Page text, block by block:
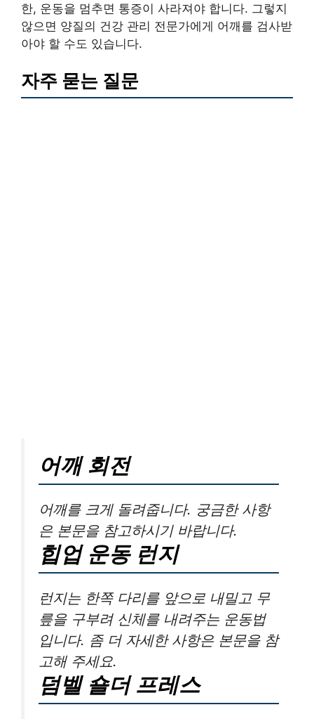
한, 운동을 멈추면 통증이 사라져야 합니다. 그렇지
않으면 양질의 건강 관리 전문가에게 어깨를 검사받
아야 할 수도 있습니다.
자주 묻는 질문
어깨 회전
어깨를 크게 돌려줍니다. 궁금한 사항
은 본문을 참고하시기 바랍니다.
힙업 운동 런지
런지는 한쪽 다리를 앞으로 내밀고 무
릎을 구부려 신체를 내려주는 운동법
입니다. 좀 더 자세한 사항은 본문을 참
고해 주세요.
덤벨 숄더 프레스